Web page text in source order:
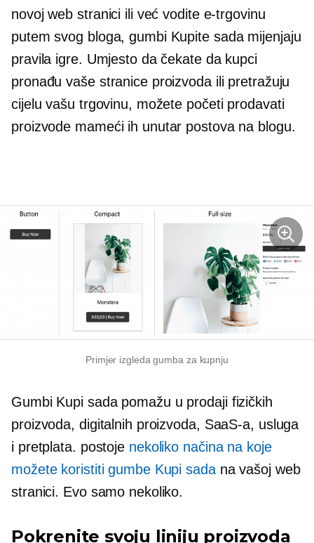
novoj web stranici ili već vodite e-trgovinu
putem svog bloga, gumbi Kupite sada mijenjaju
pravila igre. Umjesto da čekate da kupci
pronađu vaše stranice proizvoda ili pretražuju
cijelu vašu trgovinu, možete početi prodavati
proizvode mameći ih unutar postova na blogu.
Primjer izgleda gumba za kupnju
Gumbi Kupi sada pomažu u prodaji fizičkih
proizvoda, digitalnih proizvoda, SaaS-a, usluga
i pretplata. postoje nekoliko načina na koje
možete koristiti gumbe Kupi sadana vašoj web
stranici. Evo samo nekoliko.
Pokrenite svoju liniju proizvoda